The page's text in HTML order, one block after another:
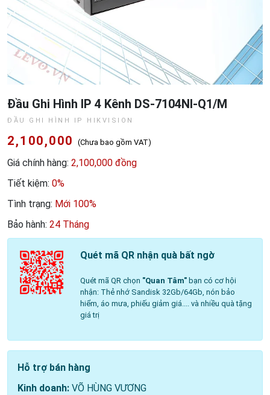
Đầu Ghi Hình IP 4 Kênh DS-7104NI-Q1/M
ĐẦU GHI HÌNH IP HIKVISION
2,100,000 (Chưa bao gồm VAT)
Giá chính hàng: 2,100,000 đồng
Tiết kiệm: 0%
Tình trạng: Mới 100%
Bảo hành: 24 Tháng
Quét mã QR nhận quà bất ngờ
Quét mã QR chọn "Quan Tâm"bạn có cơ hội
nhận: Thẻ nhớ Sandisk 32Gb/64Gb, nón bảo
hiểm, áo mưa, phiếu giảm giá.... và nhiều quà tặng
giá trị
Hỗ trợ bán hàng
Kinh doanh: VÕ HÙNG VƯƠNG